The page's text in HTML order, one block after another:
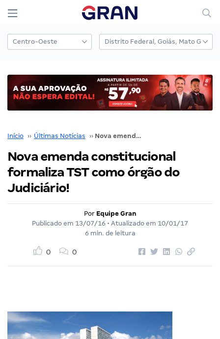
Início ›› Últimas Notícias ›› Nova emenda constitucional formaliza TST como órgão do Judiciário!
Nova emenda constitucional
formaliza TST como órgão do
Judiciário!
Por Equipe Gran
Publicado em 13/07/16 • Atualizado em 10/01/17
6 min. de leitura
0 0